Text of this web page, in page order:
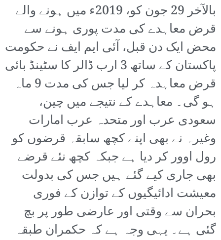
بالآخر 29 جون کو، 2019ء میں ہونے والے
قرض معاہدے کی مدت پوری ہونے سے
محض ایک دن قبل، آئی ایم ایف نے حکومت
پاکستان کے ساتھ 3 ارب ڈالر کا سٹینڈ بائی
قرض معاہدہ کر لیا جس کی مدت 9 ماہ
ہو گی۔ معاہدے کے نتیجے میں چین،
سعودی عرب اور متحدہ عرب امارات
وغیرہ نے بھی اپنے کچھ سابقہ قرضوں کو
رول اوور کر دیا ہے جبکہ کچھ نئے قرضے
بھی جاری کیے گئے ہیں جس کی بدولت
معیشت ادائیگیوں کے توازن کے فوری
بحران سے وقتی اور عارضی طور پر بچ
گئی ہے۔ یہی وجہ ہے کہ حکمران طبقہ